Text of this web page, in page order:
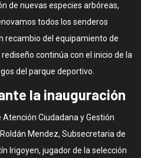
de nuevas especies arbóreas,
todos los senderos
recambio del equipamiento de
continúa con el inicio de la
del parque deportivo.
la inauguración
Ciudadana y Gestión
Mendez, Subsecretaria de
Irigoyen, jugador de la selección